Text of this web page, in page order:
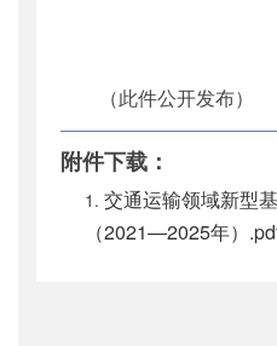
（此件公开发布）
附件下载：
交通运输领域新型
（2021—2025年）